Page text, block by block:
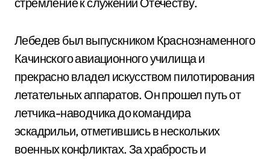
Лебедев был выпускником Краснознаменного
Качинского авиационного училища и
прекрасно владел искусством пилотирования
летательных аппаратов. Он прошел путь от
летчика-наводчика до командира
эскадрильи, отметившись в нескольких
военных конфликтах. За храбрость и